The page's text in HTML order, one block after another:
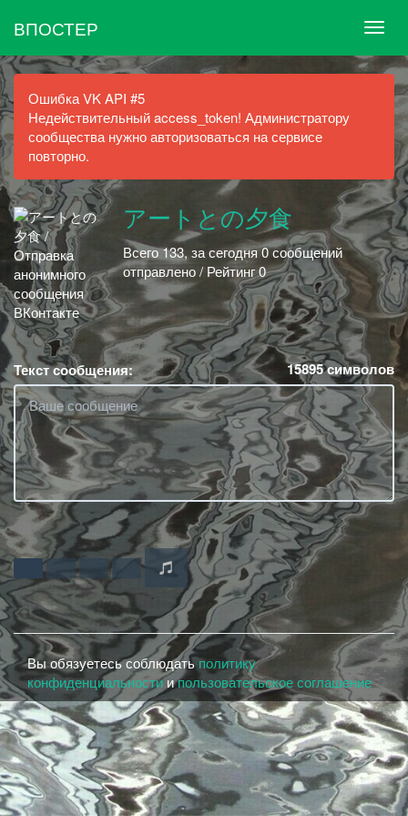
ВПОСТЕР
Ошибка VK API #5
Недействительный access_token! Администратору
сообщества нужно авторизоваться на сервисе
повторно.
アートとの夕食
Всего 133, за сегодня 0 сообщений
отправлено / Рейтинг 0
Текст сообщения: 15895символов
Вы обязуетесь соблюдатьполитику
конфиденциальностиипользовательское соглашение